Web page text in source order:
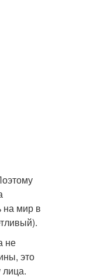
на мир в
не
это